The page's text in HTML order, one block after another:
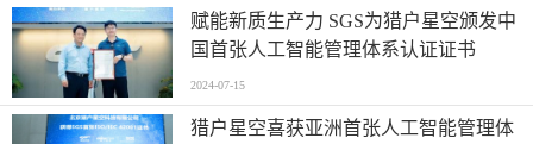
赋能新质生产力 SGS为猎户星空颁发中
国首张人工智能管理体系认证证书
2024-07-15
猎户星空喜获亚洲首张人工智能管理体